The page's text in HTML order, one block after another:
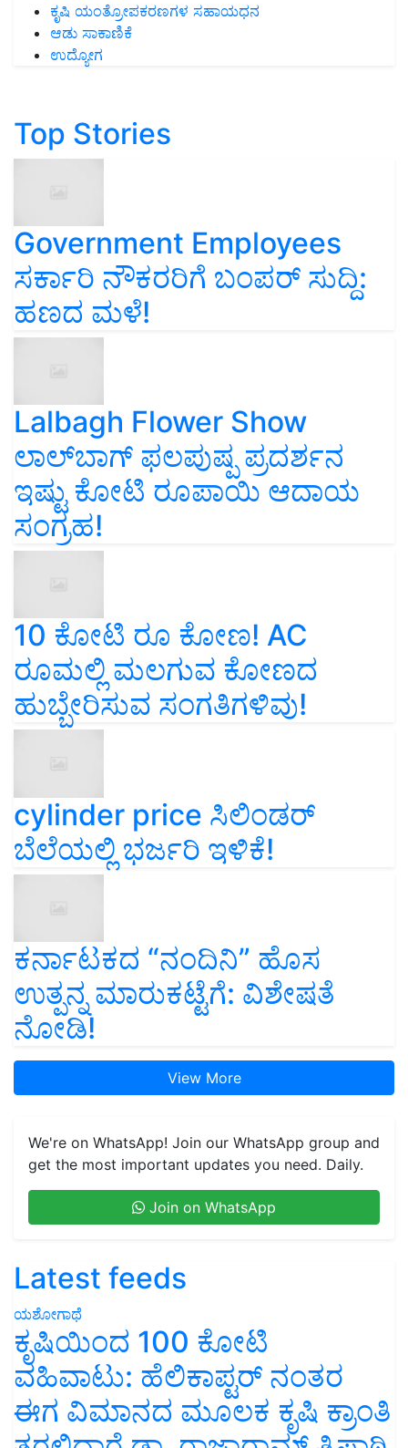
ಕೃಷಿ ಯಂತ್ರೋಪಕರಣಗಳ ಸಹಾಯಧನ
ಆಡು ಸಾಕಾಣಿಕೆ
ಉದ್ಯೋಗ
Top Stories
Government Employees
ಸರ್ಕಾರಿ ನೌಕರರಿಗೆ ಬಂಪರ್‌ ಸುದ್ದಿ:
ಹಣದ ಮಳೆ!
Lalbagh Flower Show
ಲಾಲ್‌ಬಾಗ್ ಫಲಪುಷ್ಪ ಪ್ರದರ್ಶನ
ಇಷ್ಟು ಕೋಟಿ ರೂಪಾಯಿ ಆದಾಯ
ಸಂಗ್ರಹ!
10 ಕೋಟಿ ರೂ ಕೋಣ! AC
ರೂಮಲ್ಲಿ ಮಲಗುವ ಕೋಣದ
ಹುಬ್ಬೇರಿಸುವ ಸಂಗತಿಗಳಿವು!
cylinder price ಸಿಲಿಂಡರ್‌
ಬೆಲೆಯಲ್ಲಿ ಭರ್ಜರಿ ಇಳಿಕೆ!
ಕರ್ನಾಟಕದ “ನಂದಿನಿ” ಹೊಸ
ಉತ್ಪನ್ನ ಮಾರುಕಟ್ಟೆಗೆ: ವಿಶೇಷತೆ
ನೋಡಿ!
View More
We're on WhatsApp! Join our WhatsApp group and
get the most important updates you need. Daily.
Join on WhatsApp
Latest feeds
ಯಶೋಗಾಥೆ
ಕೃಷಿಯಿಂದ 100 ಕೋಟಿ
ವಹಿವಾಟು: ಹೆಲಿಕಾಪ್ಟರ್ ನಂತರ
ಈಗ ವಿಮಾನದ ಮೂಲಕ ಕೃಷಿ ಕ್ರಾಂತಿ